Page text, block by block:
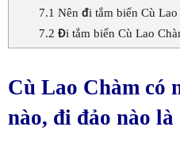
7.1 Nên đi tắm biển Cù
7.2 Đi tắm biển Cù Lao
Cù Lao Chàm có
nào, đi đảo nào là